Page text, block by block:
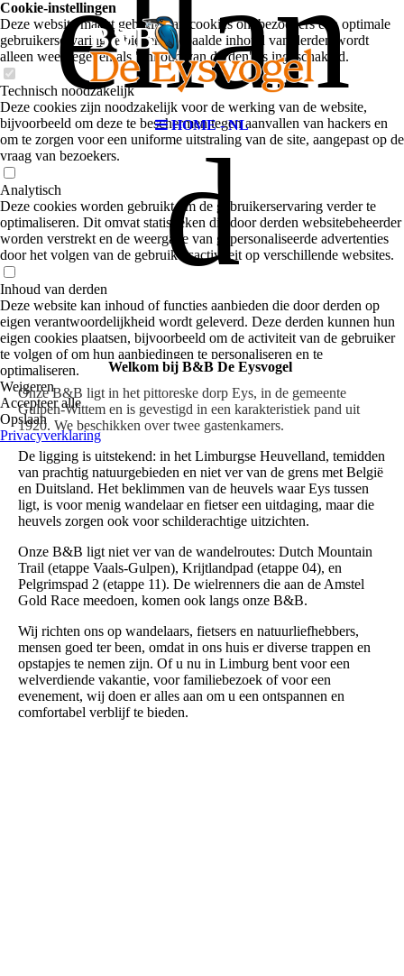
HOME - NL
ellan
d
Welkom bij B&B De Eysvogel
Onze B&B ligt in het pittoreske dorp Eys, in de gemeente
Gulpen-Wittem en is gevestigd in een karakteristiek pand uit
1920. We beschikken over twee gastenkamers.
De ligging is uitstekend: in het Limburgse Heuvelland, temidden
van prachtig natuurgebieden en niet ver van de grens met België
en Duitsland. Het beklimmen van de heuvels waar Eys tussen
ligt, is voor menig wandelaar en fietser een uitdaging, maar die
heuvels zorgen ook voor schilderachtige uitzichten.
Onze B&B ligt niet ver van de wandelroutes: Dutch Mountain
Trail (etappe Vaals-Gulpen), Krijtlandpad (etappe 04), en
Pelgrimspad 2 (etappe 11). De wielrenners die aan de Amstel
Gold Race meedoen, komen ook langs onze B&B.
Wij richten ons op wandelaars, fietsers en natuurliefhebbers,
mensen goed ter been, omdat in ons huis er diverse trappen en
opstapjes te nemen zijn. Of u nu in Limburg bent voor een
welverdiende vakantie, voor familiebezoek of voor een
evenement, wij doen er alles aan om u een ontspannen en
comfortabel verblijf te bieden.
Cookie-instellingen
Deze website maakt gebruik van cookies om bezoekers een optimale
gebruikerservaring te bieden. Bepaalde inhoud van derden wordt
alleen weergegeven als "Inhoud van derden" is ingeschakeld.
Technisch noodzakelijk
Deze cookies zijn noodzakelijk voor de werking van de website,
bijvoorbeeld om deze te beschermen tegen aanvallen van hackers en
om te zorgen voor een uniforme uitstraling van de site, aangepast op de
vraag van bezoekers.
Analytisch
Deze cookies worden gebruikt om de gebruikerservaring verder te
optimaliseren. Dit omvat statistieken die door derden websitebeheerder
worden verstrekt en de weergave van gepersonaliseerde advertenties
door het volgen van de gebruikersactiviteit op verschillende websites.
Inhoud van derden
Deze website kan inhoud of functies aanbieden die door derden op
eigen verantwoordelijkheid wordt geleverd. Deze derden kunnen hun
eigen cookies plaatsen, bijvoorbeeld om de activiteit van de gebruiker
te volgen of om hun aanbiedingen te personaliseren en te
optimaliseren.
Weigeren
Accepteer alle
Opslaan
Privacyverklaring